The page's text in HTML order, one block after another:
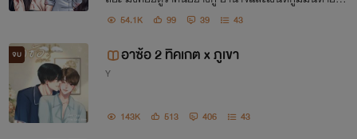
ได้บ้าง ระวังตัวไว้เถอะมึง”
54.1K 99 39 43
จบ อาซ้อ 2 ทิคเกต x ภูเขา
Y
143K 513 406 43